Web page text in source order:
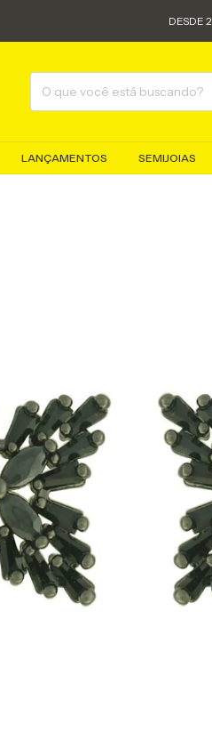
DESDE
LANÇAMENTOS SEMIJOIAS